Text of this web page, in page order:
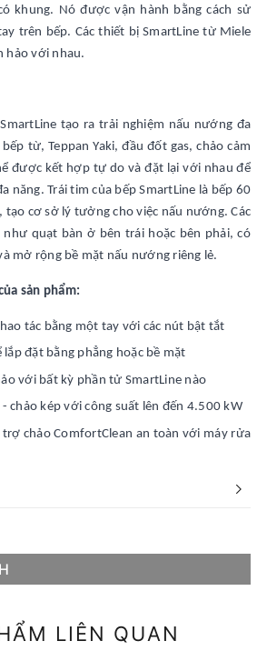
khung. Nó được vận hành bằng cách sử
trên bếp. Các thiết bị SmartLine từ Miele
hảo với nhau.
tạo ra trải nghiệm nấu nướng đa
từ, Teppan Yaki, đầu đốt gas, chảo cảm
được kết hợp tự do và đặt lại với nhau để
năng. Trái tim của bếp SmartLine là bếp 60
cơ sở lý tưởng cho việc nấu nướng. Các
như quạt bàn ở bên trái hoặc bên phải, có
mở rộng bề mặt nấu nướng riêng lẻ.
sản phẩm:
tác bằng một tay với các nút bật tắt
đặt bằng phẳng hoặc bề mặt
với bất kỳ phần tử SmartLine nào
chảo kép với công suất lên đến 4.500 kW
trợ chảo ComfortClean an toàn với máy rửa
LIÊN QUAN